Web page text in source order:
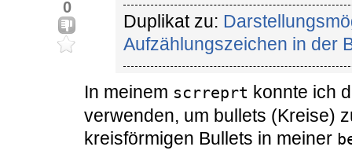
0
Duplikat zu:
Aufzählungszeichen in der
In meinem scrreprt konnte ich
verwenden, um bullets (Kreise)
kreisförmigen Bullets in meiner